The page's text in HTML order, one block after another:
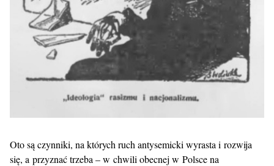
Oto są czynniki, na których ruch antysemicki wyrasta i rozwija
się, a przyznać trzeba – w chwili obecnej w Polsce na